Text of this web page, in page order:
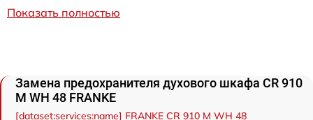
Показать полностью
Замена предохранителя духового шкафа CR 910
M WH 48 FRANKE
[dataset:services:name] FRANKE CR 910 M WH 48